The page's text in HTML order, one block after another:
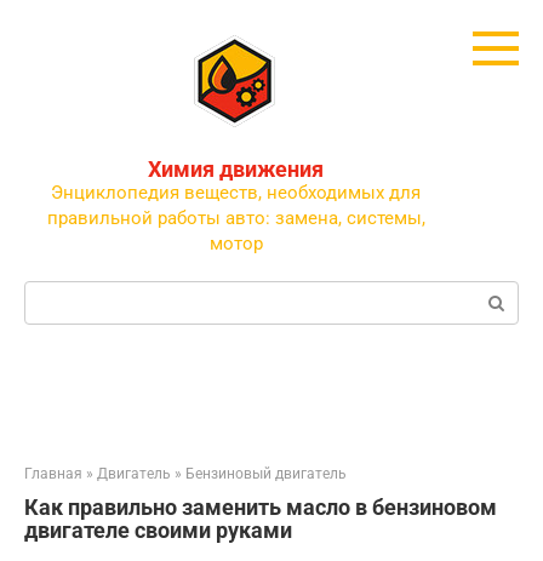
Химия движения
Энциклопедия веществ, необходимых для
правильной работы авто: замена, системы,
мотор
Поиск:
Главная » Двигатель » Бензиновый двигатель
Как правильно заменить масло в бензиновом
двигателе своими руками